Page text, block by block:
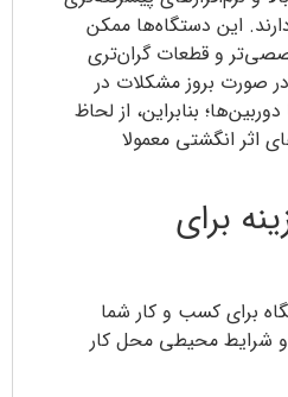
این دستگاه‌ها ممکن
و قطعات گران‌تری
صورت بروز مشکلات در
بنابراین، از لحاظ
اثر انگشتی معمولا
برای
برای کسب‌ و کار شما
و شرایط محیطی محل کار